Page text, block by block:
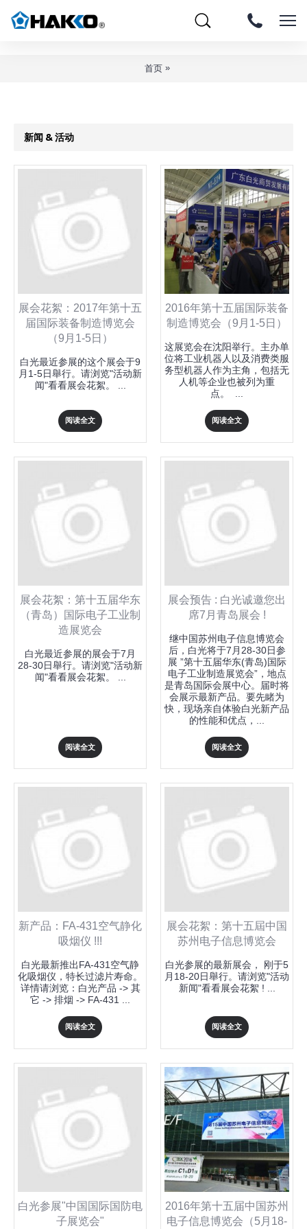
首页»
新闻 & 活动
展会花絮：2017年第十五
届国际装备制造博览会
（9月1-5日）
白光最近参展的这个展会于9
月1-5日舉行。请浏览"活动新
闻"看看展会花絮。 ...
阅读全文
2016年第十五届国际装备
制造博览会（9月1-5日）
这展览会在沈阳举行。主办单
位将工业机器人以及消费类服
务型机器人作为主角，包括无
人机等企业也被列为重
点。 ...
阅读全文
展会花絮：第十五届华东
（青岛）国际电子工业制
造展览会
白光最近参展的展会于7月
28-30日舉行。请浏览"活动新
闻"看看展会花絮。 ...
阅读全文
展会预告 : 白光诚邀您出
席7月青岛展会 !
继中国苏州电子信息博览会
后，白光将于7月28-30日参
展 ”第十五届华东(青岛)国际
电子工业制造展览会”，地点
是青岛国际会展中心。届时将
会展示最新产品。要先睹为
快，现场亲自体验白光新产品
的性能和优点，...
阅读全文
新产品：FA-431空气静化
吸烟仪 !!!
白光最新推出FA-431空气静
化吸烟仪，特长过滤片寿命。
详情请浏览：白光产品 -> 其
它 -> 排烟 -> FA-431 ...
阅读全文
展会花絮：第十五屆中国
苏州电子信息博览会
白光参展的最新展会， 刚于5
月18-20日舉行。请浏览"活动
新闻"看看展会花絮 ! ...
阅读全文
白光参展"中国国际国防电
子展览会"
2016年第十五届中国苏州
电子信息博览会（5月18-